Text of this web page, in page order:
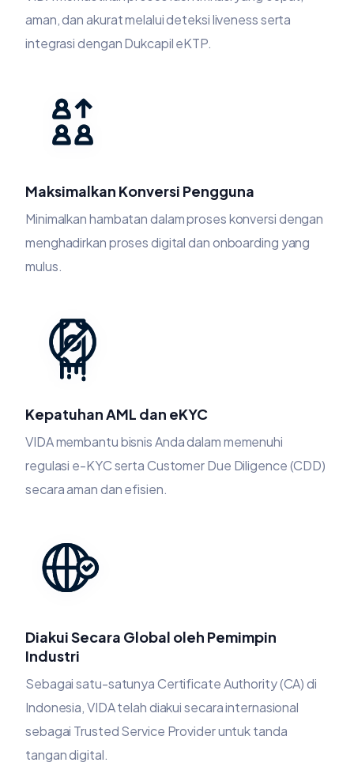
aman, dan akurat melalui deteksi liveness serta
integrasi dengan Dukcapil eKTP.
Maksimalkan Konversi Pengguna
Minimalkan hambatan dalam proses konversi dengan
menghadirkan proses digital dan onboarding yang
mulus.
Kepatuhan AML dan eKYC
VIDA membantu bisnis Anda dalam memenuhi
regulasi e-KYC serta Customer Due Diligence (CDD)
secara aman dan efisien.
Diakui Secara Global oleh Pemimpin
Industri
Sebagai satu-satunya Certificate Authority (CA) di
Indonesia, VIDA telah diakui secara internasional
sebagai Trusted Service Provider untuk tanda
tangan digital.